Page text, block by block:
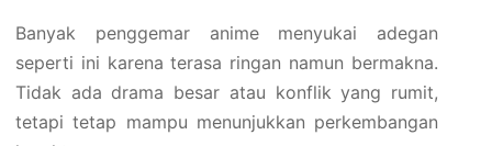
Banyak penggemar anime menyukai adegan
seperti ini karena terasa ringan namun bermakna.
Tidak ada drama besar atau konflik yang rumit,
tetapi tetap mampu menunjukkan perkembangan